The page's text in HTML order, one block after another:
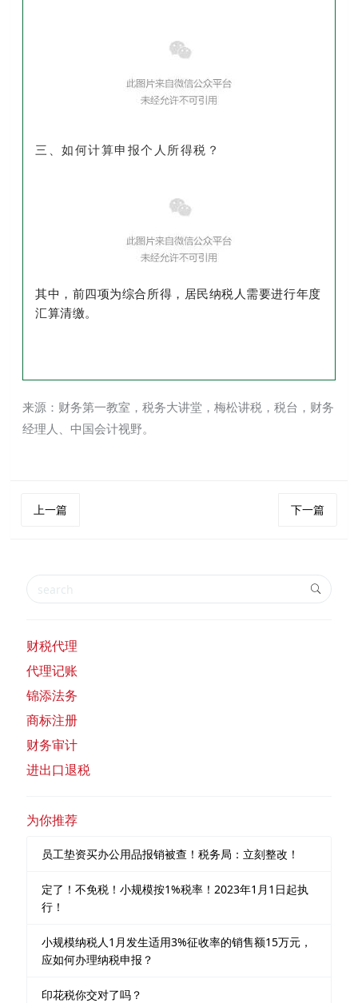
三、如何计算申报个人所得税？
其中，前四项为综合所得，居民纳税人需要进行年度
汇算清缴。
来源：财务第一教室，税务大讲堂，梅松讲税，税台，财务
经理人、中国会计视野。
上一篇 下一篇
财税代理
代理记账
锦添法务
商标注册
财务审计
进出口退税
为你推荐
员工垫资买办公用品报销被查！税务局：立刻整改！
定了！不免税！小规模按1%税率！2023年1月1日起执
行！
小规模纳税人1月发生适用3%征收率的销售额15万元，
应如何办理纳税申报？
印花税你交对了吗？